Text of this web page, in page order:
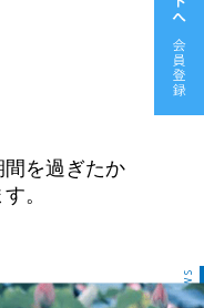
NEWS
を過ぎたか
。